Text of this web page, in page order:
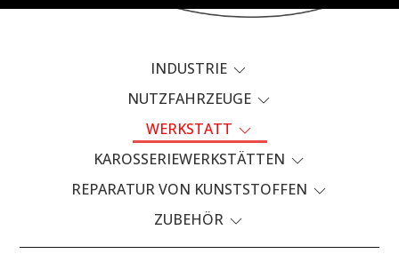
INDUSTRIE
NUTZFAHRZEUGE
WERKSTATT
KAROSSERIEWERKSTÄTTEN
REPARATUR VON KUNSTSTOFFEN
ZUBEHÖR